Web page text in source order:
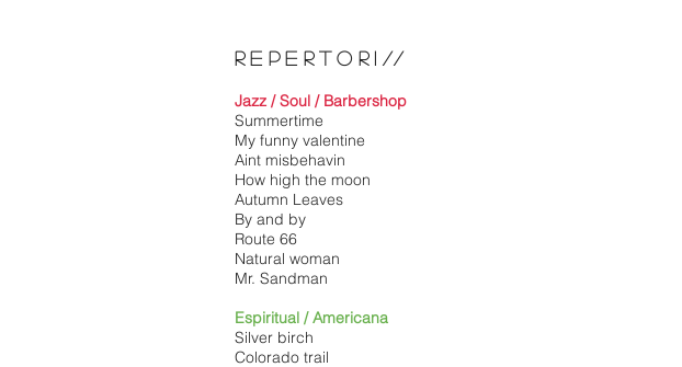
REPERTORI //
Jazz / Soul / Barbershop
Summertime
My funny valentine
Aint misbehavin
How high the moon
Autumn Leaves
By and by
Route 66
Natural woman
Mr. Sandman
Espiritual / Americana
Silver birch
Colorado trail